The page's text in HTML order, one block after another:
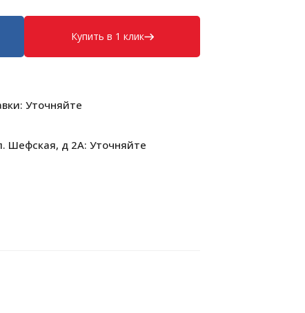
Купить в 1 клик
Уточняйте
Шефская, д 2А: Уточняйте